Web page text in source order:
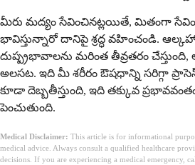
మీరు మద్యం సేవించినట్లయితే, మితంగా
భావిస్తున్నారో దానిపై శ్రద్ధ వహించండి.
దుష్ప్రభావాలను మరింత తీవ్రతరం
అలసట. ఇది మీ శరీరం ఔషధాన్ని సరిగ్గా
కూడా దెబ్బతీస్తుంది, ఇది తక్కువ
పెంచుతుంది.
Medical Disclaimer: This article is for informational
medical advice. Always consult a qualified healthcare
decisions. If you are experiencing a medical emergency,